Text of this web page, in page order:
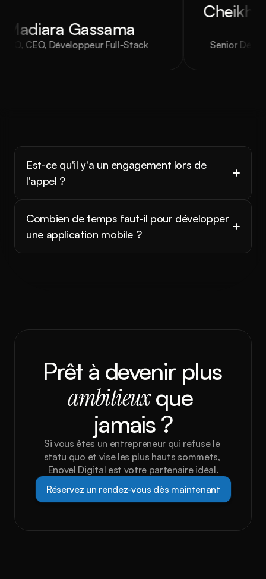
Gassama
CEO, Développeur Full-Stack
Cheikh
Senior
Est-ce qu'il y'a un engagement lors de
l'appel ?
Combien de temps faut-il pour développer
une application mobile ?
Prêt à devenir plus
ambitieux que
jamais ?
Si vous êtes un entrepreneur qui refuse le
statu quo et vise les plus hauts sommets,
Enovel Digital est votre partenaire idéal.
Réservez un rendez-vous dès maintenant